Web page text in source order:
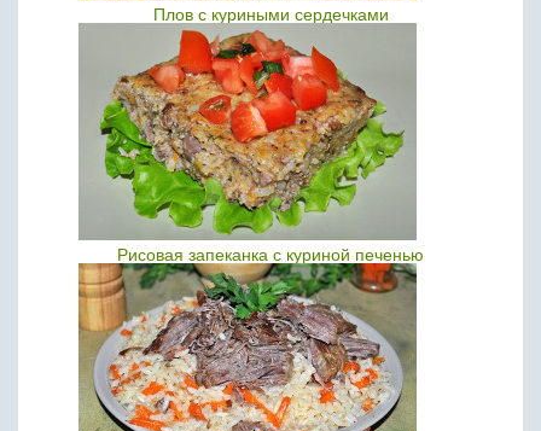
Плов с куриными сердечками
Рисовая запеканка с куриной печенью